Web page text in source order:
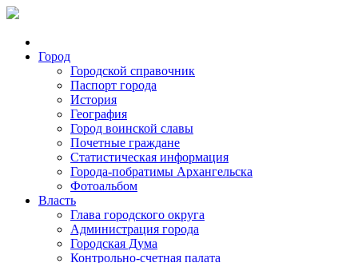
Город
Городской справочник
Паспорт города
История
География
Город воинской славы
Почетные граждане
Статистическая информация
Города-побратимы Архангельска
Фотоальбом
Власть
Глава городского округа
Администрация города
Городская Дума
Контрольно-счетная палата